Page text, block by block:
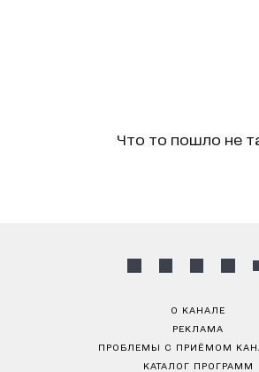
Что то пошло не
О КАНАЛЕ
РЕКЛАМА
ПРОБЛЕМЫ С ПРИЁМОМ
КАТАЛОГ ПРОГРАММ